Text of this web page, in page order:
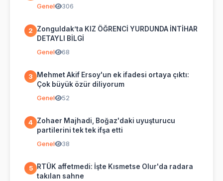
Genel 306
2
Zonguldak’ta KIZ ÖĞRENCİ YURDUNDA İNTİHAR
DETAYLI BİLGİ
Genel 68
3
Mehmet Akif Ersoy'un ek ifadesi ortaya çıktı:
Çok büyük özür diliyorum
Genel 52
4
Zohaer Majhadi, Boğaz'daki uyuşturucu
partilerini tek tek ifşa etti
Genel 38
5
RTÜK affetmedi: İşte Kısmetse Olur'da radara
takılan sahne